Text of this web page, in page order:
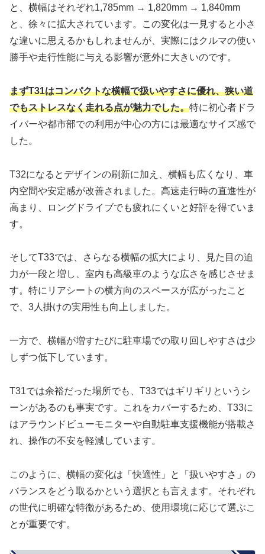
と、横幅はそれぞれ1,785mm → 1,820mm → 1,840mm
と、徐々に拡大されています。この変化は一見すると小さ
な違いに思えるかもしれませんが、実際にはクルマの使い
勝手や走行性能に与える影響が意外に大きいのです。
まずT31はコンパクトな横幅で扱いやすさに優れ、狭い道
でもストレスなく走れる点が魅力でした。特に初心者ドラ
イバーや都市部での利用が中心の方には最適なサイズ感で
した。
T32になるとデザインの刷新に加え、横幅も広くなり、車
内空間や安定感が改善されました。高速走行時の直進性が
高まり、ロングドライブでも疲れにくいと好評を得ていま
す。
そしてT33では、さらなる横幅の拡大により、見た目の迫
力が一段と増し、室内も高級車のような広さを感じさせま
す。特にリアシートの横方向のスペースが広がったこと
で、3人掛けの実用性も向上しました。
一方で、横幅が増すたびに駐車場での取り回しやすさは少
しずつ低下しています。
T31では余裕だった場所でも、T33ではギリギリというシ
ーンがあるのも事実です。これをカバーするため、T33に
はアラウンドビューモニターや自動駐車支援機能が搭載さ
れ、操作の不安を軽減しています。
このように、横幅の変化は「快適性」と「扱いやすさ」の
バランスをどう取るかという選択とも言えます。それぞれ
の世代に明確な特徴があるため、使用環境に応じて選ぶこ
とが重要です。